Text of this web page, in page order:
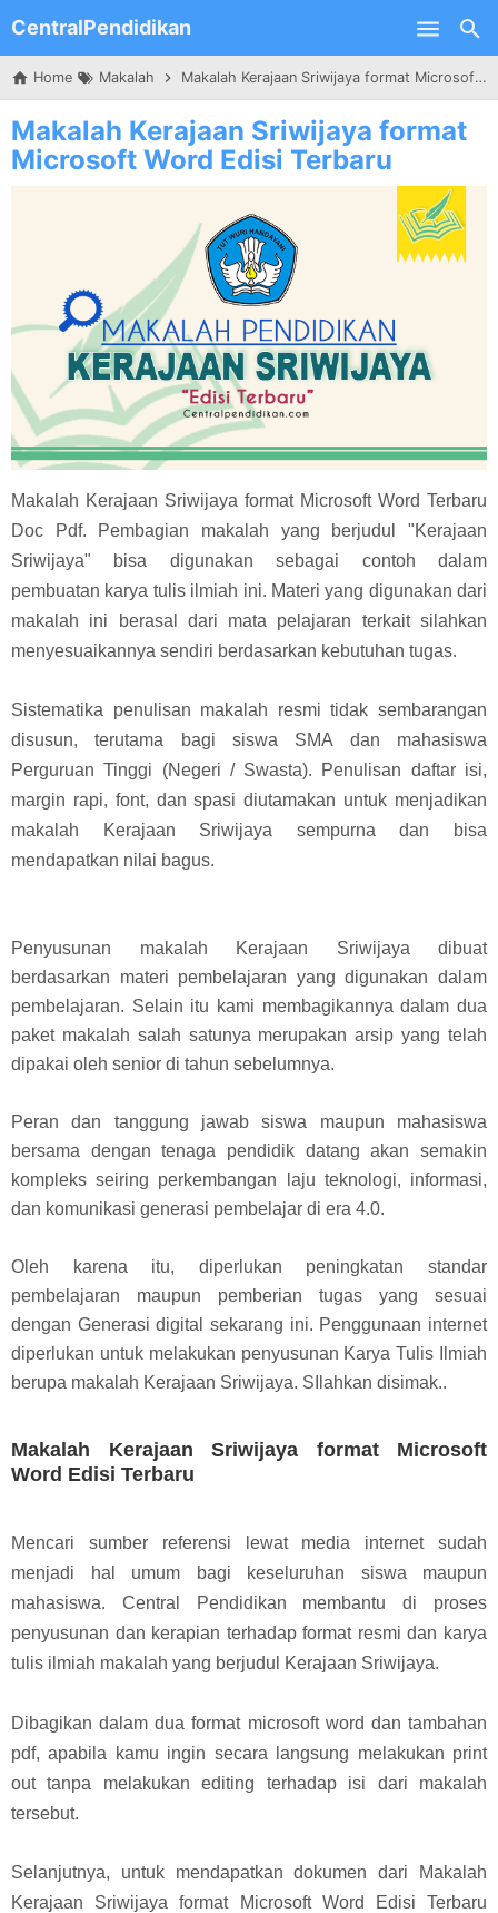
Skip to main content
CentralPendidikan
Home Makalah Makalah Kerajaan Sriwijaya format Microsoft Word Edisi Terbaru
Makalah Kerajaan Sriwijaya format
Microsoft Word Edisi Terbaru
Makalah Kerajaan Sriwijaya format Microsoft Word Terbaru
Doc Pdf. Pembagian makalah yang berjudul "Kerajaan
Sriwijaya" bisa digunakan sebagai contoh dalam
pembuatan karya tulis ilmiah ini. Materi yang digunakan dari
makalah ini berasal dari mata pelajaran terkait silahkan
menyesuaikannya sendiri berdasarkan kebutuhan tugas.
Sistematika penulisan makalah resmi tidak sembarangan
disusun, terutama bagi siswa SMA dan mahasiswa
Perguruan Tinggi (Negeri / Swasta). Penulisan daftar isi,
margin rapi, font, dan spasi diutamakan untuk menjadikan
makalah Kerajaan Sriwijaya sempurna dan bisa
mendapatkan nilai bagus.
Penyusunan makalah Kerajaan Sriwijaya dibuat
berdasarkan materi pembelajaran yang digunakan dalam
pembelajaran. Selain itu kami membagikannya dalam dua
paket makalah salah satunya merupakan arsip yang telah
dipakai oleh senior di tahun sebelumnya.
Peran dan tanggung jawab siswa maupun mahasiswa
bersama dengan tenaga pendidik datang akan semakin
kompleks seiring perkembangan laju teknologi, informasi,
dan komunikasi generasi pembelajar di era 4.0.
Oleh karena itu, diperlukan peningkatan standar
pembelajaran maupun pemberian tugas yang sesuai
dengan Generasi digital sekarang ini. Penggunaan internet
diperlukan untuk melakukan penyusunan Karya Tulis Ilmiah
berupa makalah Kerajaan Sriwijaya. SIlahkan disimak..
Makalah Kerajaan Sriwijaya format Microsoft
Word Edisi Terbaru
Mencari sumber referensi lewat media internet sudah
menjadi hal umum bagi keseluruhan siswa maupun
mahasiswa. Central Pendidikan membantu di proses
penyusunan dan kerapian terhadap format resmi dan karya
tulis ilmiah makalah yang berjudul Kerajaan Sriwijaya.
Dibagikan dalam dua format microsoft word dan tambahan
pdf, apabila kamu ingin secara langsung melakukan print
out tanpa melakukan editing terhadap isi dari makalah
tersebut.
Selanjutnya, untuk mendapatkan dokumen dari Makalah
Kerajaan Sriwijaya format Microsoft Word Edisi Terbaru